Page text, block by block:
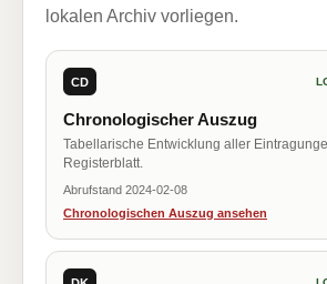
lokalen Archiv vorliegen.
CD
Chronologischer Auszug
Tabellarische Entwicklung aller
Registerblatt.
Abrufstand 2024-02-08
Chronologischen Auszug ansehen